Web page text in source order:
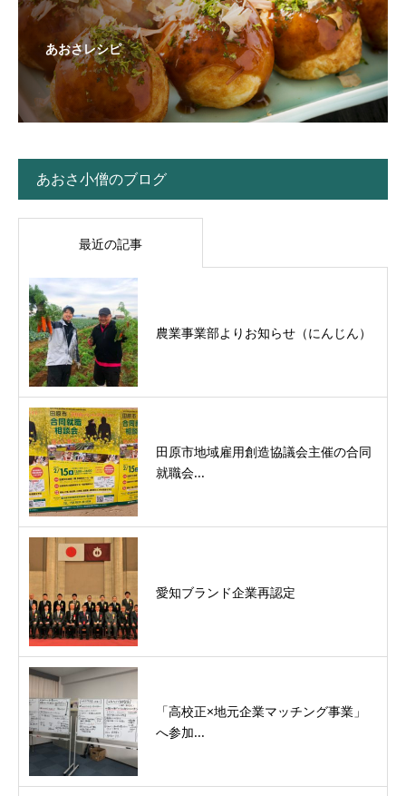
あおさレシピ
あおさ小僧のブログ
最近の記事
農業事業部よりお知らせ（にんじん）
田原市地域雇用創造協議会主催の合同
就職会...
愛知ブランド企業再認定
「高校正×地元企業マッチング事業」
へ参加...